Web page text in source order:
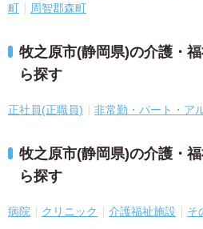
町
周智郡森町
牧之原市(静岡県)の介護・
ら探す
正社員(正職員) 非常勤・パート・ア
牧之原市(静岡県)の介護・
ら探す
病院 クリニック 介護福祉施設 そ